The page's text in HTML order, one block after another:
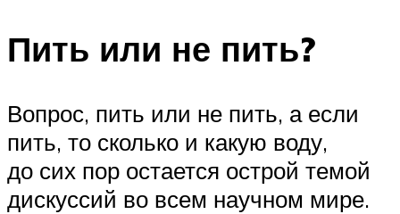
Пить или не пить?
Вопрос, пить или не пить, а если
пить, то сколько и какую воду,
до сих пор остается острой темой
дискуссий во всем научном мире.